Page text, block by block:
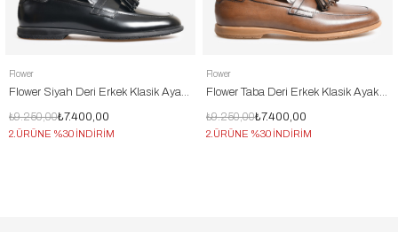
Flower
Flower Siyah Deri Erkek Klasik Ayakkabı
₺7.400,00
₺9.250,00
2.ÜRÜNE %30 İNDİRİM
Flower
Flower Taba Deri Erkek Klasik Ayakkabı
₺7.400,00
₺9.250,00
2.ÜRÜNE %30 İNDİRİM